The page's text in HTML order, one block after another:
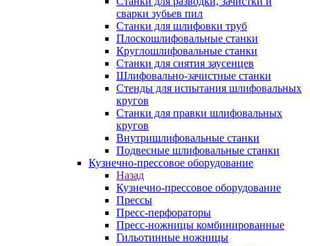
сварки зубьев пил
Станки для шлифовки труб
Плоскошлифовальные станки
Круглошлифовальные станки
Станки для снятия заусенцев
Шлифовально-зачистные станки
Стенды для испытания шлифовальных
кругов
Станки для правки шлифовальных
кругов
Внутришлифовальные станки
Подвесные шлифовальные станки
Кузнечно-прессовое оборудование
Назад
Кузнечно-прессовое оборудование
Прессы
Пресс-перфораторы
Пресс-ножницы комбинированные
Гильотинные ножницы